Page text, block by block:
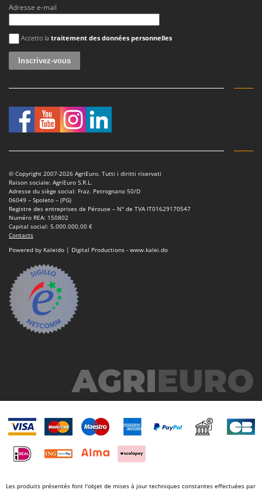
Sunseeker
T
Tecla
TecnoGen
Tenco
Tineco
Tre Spade
Trev - Abrek - TecnoVIR
Trotec
Troy-Bilt
Udor
Unger
V
Verdemax
Vesco
WIDU
Wolf Garten
Adresse e-mail
Une erreur est survenue
Accetto la traitement des données personnelles
© Copyright 2007-2026 AgriEuro. Tutti i diritti riservati
Raison sociale: AgriEuro S.R.L.
Adresse du siège social: Fraz. Petrognano 50/D
06049 – Spoleto – (PG)
Registre des entreprises de Pérouse – N° de TVA IT01629170547
Numéro REA: 150802
Capital social: 5.000.000,00 €
Contacts
Powered by Kaleido | Digital Productions - www.kalei.do
Les produits présentés font l'objet de mises à jour techniques constantes effectuées par